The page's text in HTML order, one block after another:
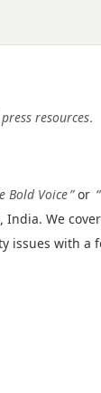
resources.
Bold Voice”or
We
with a